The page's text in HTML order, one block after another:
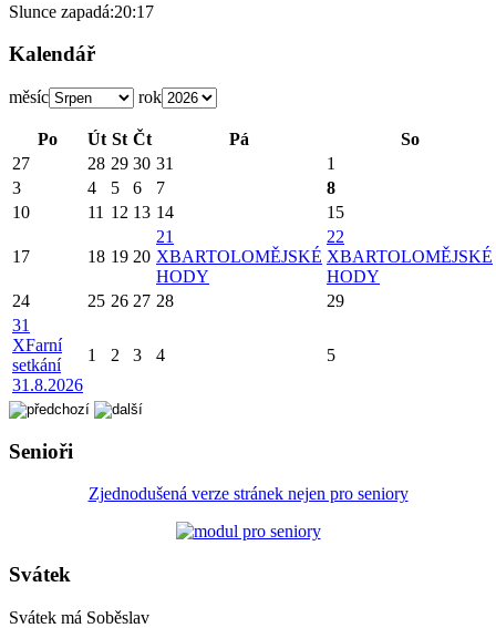
Slunce zapadá:20:17
Kalendář
měsíc rok
Po Út St Čt Pá
So
27
28 29 30 31
1
3
4 5 6 7
8
10
11 12 13 14 15
17 18 19 20
21
XBARTOLOMĚJSKÉ
HODY
22
XBARTOLOMĚJSKÉ
HODY
24
25 26 27 28
29
31
XFarní
setkání
31.8.2026
1 2 3 4 5
Senioři
Zjednodušená verze stránek nejen pro seniory
Svátek
Svátek má Soběslav